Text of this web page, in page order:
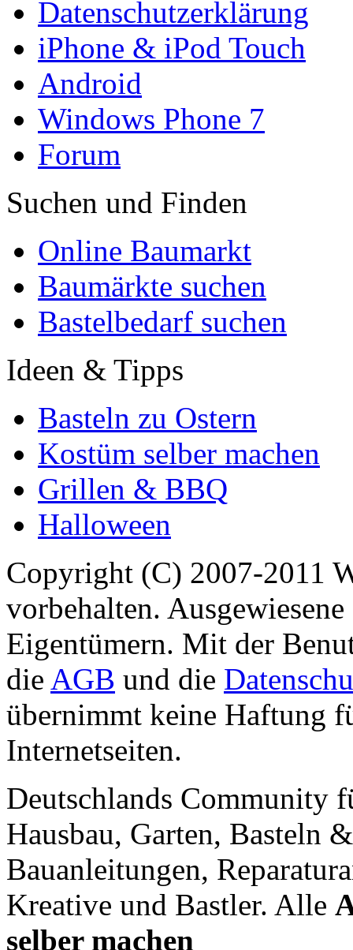
Datenschutzerklärung
iPhone & iPod Touch
Android
Windows Phone 7
Forum
Suchen und Finden
Online Baumarkt
Baumärkte suchen
Bastelbedarf suchen
Ideen & Tipps
Basteln zu Ostern
Kostüm selber machen
Grillen & BBQ
Halloween
Copyright (C) 2007-2011
vorbehalten.
Eigentümern. Mit der
die AGB und die
übernimmt keine Haftung
Internetseiten.
Deutschlands Community
Hausbau, Garten, Basteln
Bauanleitungen,
Kreative und Bastler. Alle
selber machen